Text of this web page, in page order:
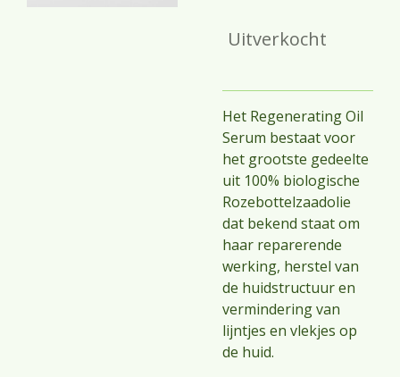
Uitverkocht
Het Regenerating Oil
Serum bestaat voor
het grootste gedeelte
uit 100% biologische
Rozebottelzaadolie
dat bekend staat om
haar reparerende
werking, herstel van
de huidstructuur en
vermindering van
lijntjes en vlekjes op
de huid.